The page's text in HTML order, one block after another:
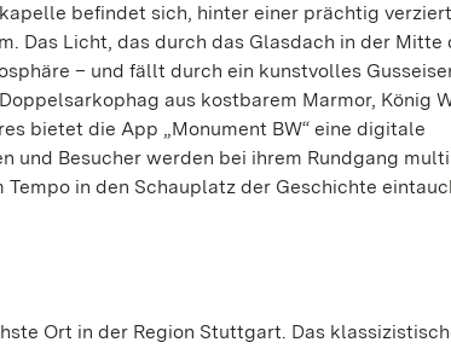
befindet sich, hinter einer prächtig
Das Licht, das durch das Glasdach in der Mitte
– und fällt durch ein kunstvolles
aus kostbarem Marmor, König
bietet die App „Monument BW“ eine digitale
und Besucher werden bei ihrem Rundgang
in den Schauplatz der Geschichte
Ort in der Region Stuttgart. Das